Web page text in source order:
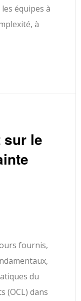
équipes à
à
sur le
fournis,
du
(OCL) dans